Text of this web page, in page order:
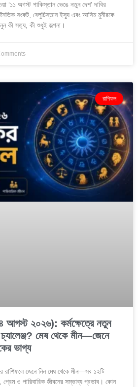
‘১১ অগস্ট পাকিস্তান ভেঙে নতুন দেশ’ দাবির
সংকট, বেলুচিস্তান ইস্যু এবং আসিম মুনীরকে
কী সত্য, কী শুধুই জল্পনা।
রাশিফল
আগস্ট ২০২৬): কর্মক্ষেত্রে নতুন
মেষ থেকে মীন—জেনে
ভাগ্য
জেনে নিন মেষ থেকে মীন—সব ১২টি
প্রেম ও পারিবারিক জীবনের সম্ভাব্য প্রভাব। কোন